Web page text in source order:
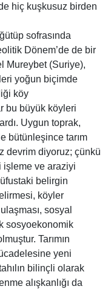
hiç kuşkusuz birden
sofrasında
Dönem’de de bir
Mureybet (Suriye),
yoğun biçimde
köy
bu büyük köyleri
Uygun toprak,
bütünleşince tarım
devrim diyoruz; çünkü
işleme ve araziyi
belirgin
köyler
sosyal
sosyoekonomik
Tarımın
yeni
bilinçli olarak
alışkanlığı da